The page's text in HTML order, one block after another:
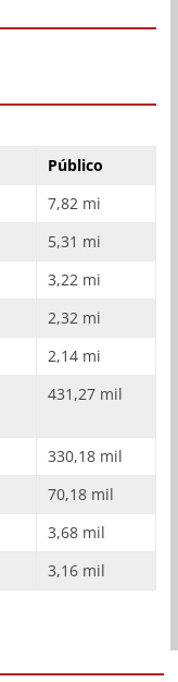
Público
7,82 mi
5,31 mi
3,22 mi
2,32 mi
2,14 mi
431,27 mil
330,18 mil
70,18 mil
3,68 mil
3,16 mil